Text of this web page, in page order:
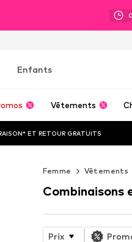
Enfants
Vêtements
ET RETOUR GRATUITS
Femme Vêtements
Prix